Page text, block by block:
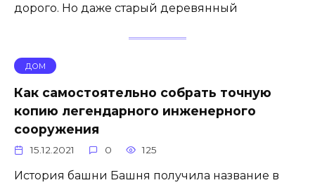
дорого. Но даже старый деревянный
ДОМ
Как самостоятельно собрать точную
копию легендарного инженерного
сооружения
15.12.2021 0 125
История башни Башня получила название в